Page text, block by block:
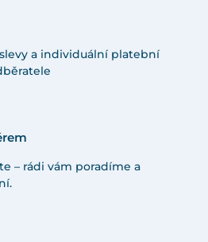
a individuální platební
– rádi vám poradíme a